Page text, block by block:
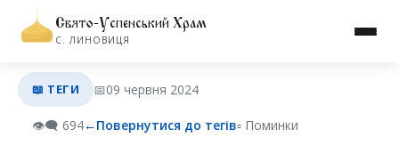
Свято-Успенський Храм
С. ЛИНОВИЦЯ
📖 ТЕГИ 📅09 червня 2024
👁️‍🗨️ 694←Повернутися до тегів▫︎ Поминки